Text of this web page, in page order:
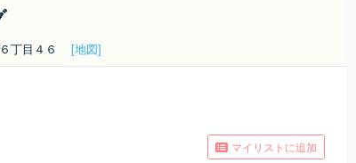
丁目４６ [地図]
マイリストに追加